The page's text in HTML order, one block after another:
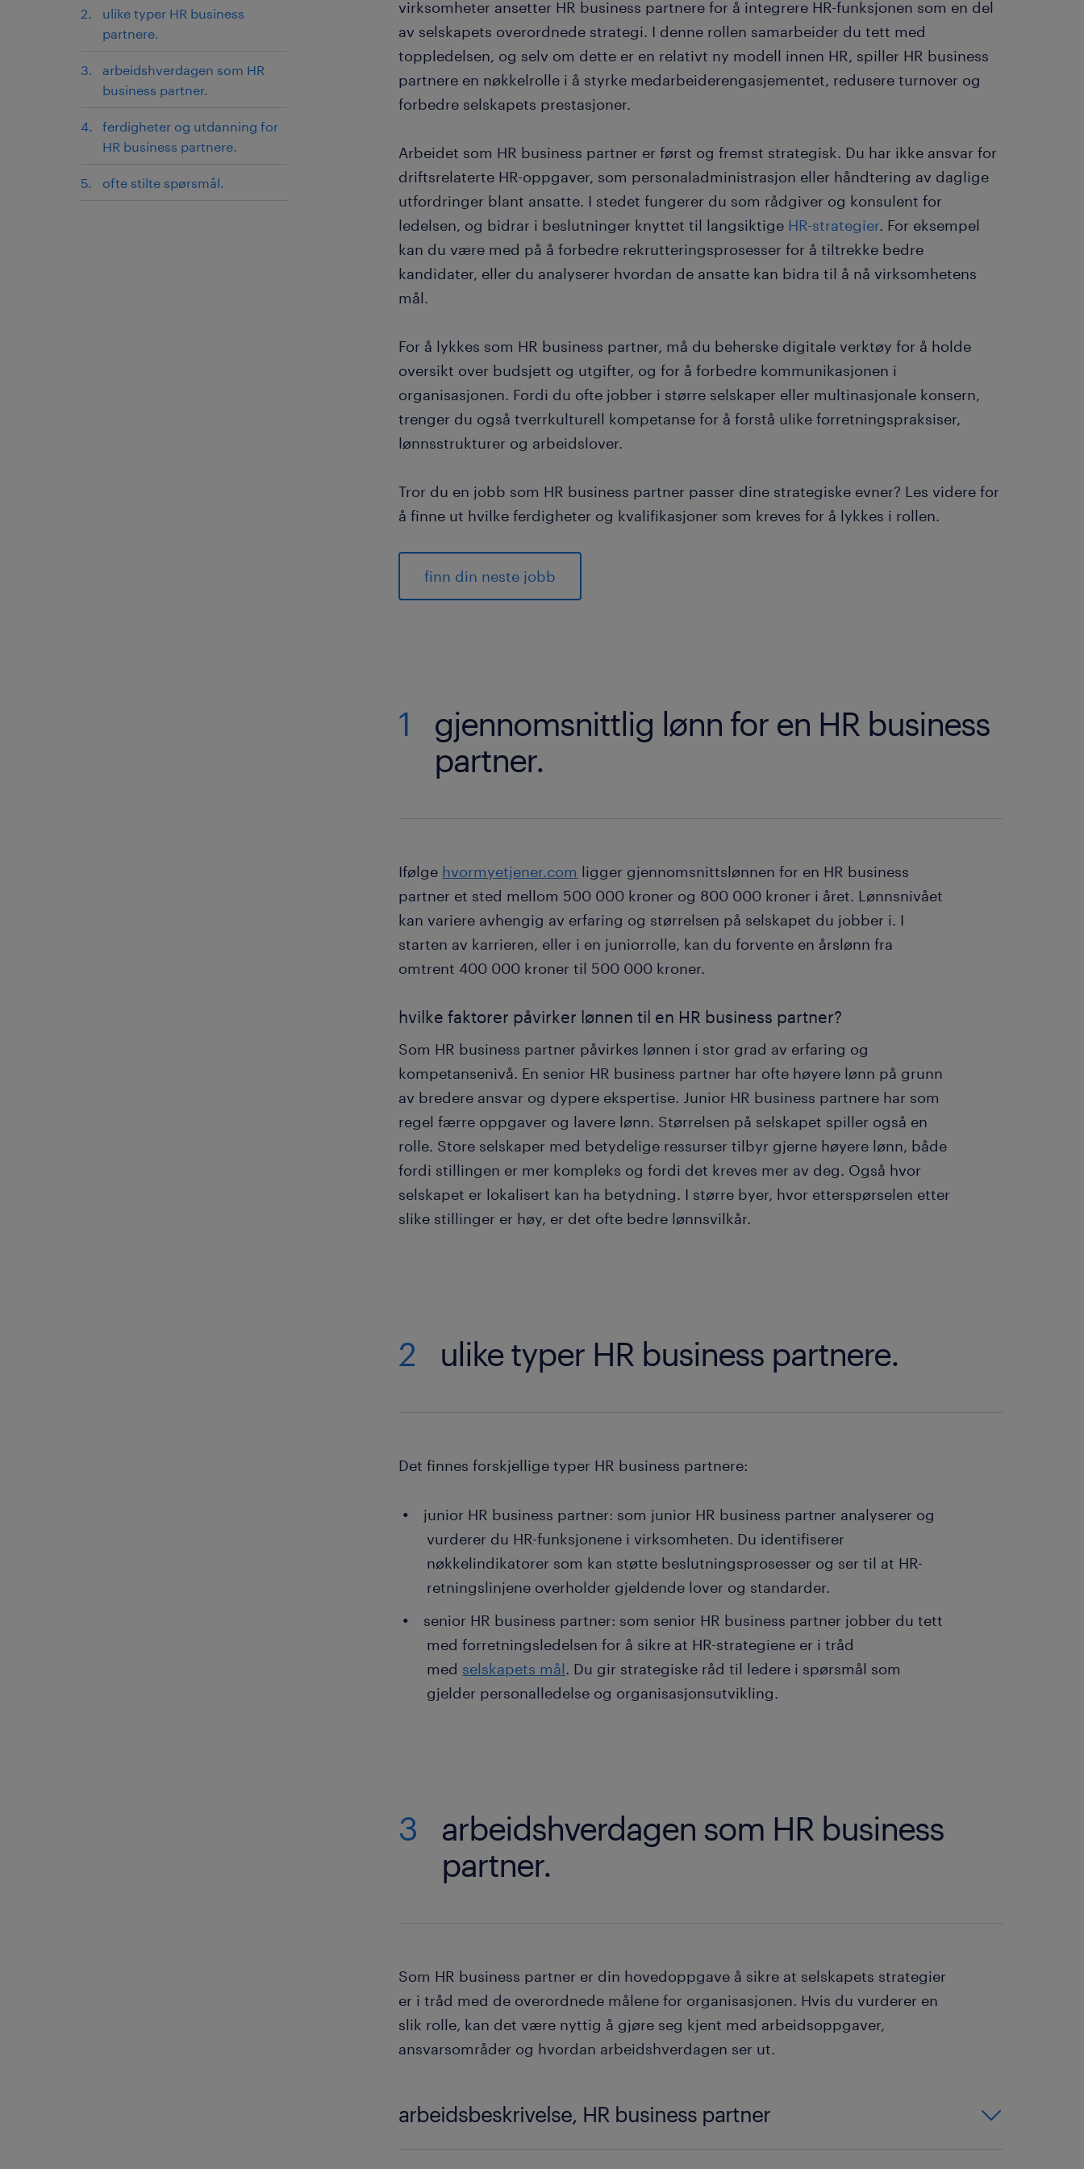
ulike typer HR business
partnere.
arbeidshverdagen som HR
business partner.
ferdigheter og utdanning for
HR business partnere.
ofte stilte spørsmål.
virksomheter ansetter HR business partnere for å integrere HR-funksjonen som en del
av selskapets overordnede strategi. I denne rollen samarbeider du tett med
toppledelsen, og selv om dette er en relativt ny modell innen HR, spiller HR business
partnere en nøkkelrolle i å styrke medarbeiderengasjementet, redusere turnover og
forbedre selskapets prestasjoner.
Arbeidet som HR business partner er først og fremst strategisk. Du har ikke ansvar for
driftsrelaterte HR-oppgaver, som personaladministrasjon eller håndtering av daglige
utfordringer blant ansatte. I stedet fungerer du som rådgiver og konsulent for
ledelsen, og bidrar i beslutninger knyttet til langsiktige HR-strategier. For eksempel
kan du være med på å forbedre rekrutteringsprosesser for å tiltrekke bedre
kandidater, eller du analyserer hvordan de ansatte kan bidra til å nå virksomhetens
mål.
For å lykkes som HR business partner, må du beherske digitale verktøy for å holde
oversikt over budsjett og utgifter, og for å forbedre kommunikasjonen i
organisasjonen. Fordi du ofte jobber i større selskaper eller multinasjonale konsern,
trenger du også tverrkulturell kompetanse for å forstå ulike forretningspraksiser,
lønnsstrukturer og arbeidslover.
Tror du en jobb som HR business partner passer dine strategiske evner? Les videre for
å finne ut hvilke ferdigheter og kvalifikasjoner som kreves for å lykkes i rollen.
finn din neste jobb
1
gjennomsnittlig lønn for en HR business
partner.
Ifølge hvormyetjener.com ligger gjennomsnittslønnen for en HR business
partner et sted mellom 500 000 kroner og 800 000 kroner i året. Lønnsnivået
kan variere avhengig av erfaring og størrelsen på selskapet du jobber i. I
starten av karrieren, eller i en juniorrolle, kan du forvente en årslønn fra
omtrent 400 000 kroner til 500 000 kroner.
hvilke faktorer påvirker lønnen til en HR business partner?
Som HR business partner påvirkes lønnen i stor grad av erfaring og
kompetansenivå. En senior HR business partner har ofte høyere lønn på grunn
av bredere ansvar og dypere ekspertise. Junior HR business partnere har som
regel færre oppgaver og lavere lønn. Størrelsen på selskapet spiller også en
rolle. Store selskaper med betydelige ressurser tilbyr gjerne høyere lønn, både
fordi stillingen er mer kompleks og fordi det kreves mer av deg. Også hvor
selskapet er lokalisert kan ha betydning. I større byer, hvor etterspørselen etter
slike stillinger er høy, er det ofte bedre lønnsvilkår.
2 ulike typer HR business partnere.
Det finnes forskjellige typer HR business partnere:
junior HR business partner: som junior HR business partner analyserer og
vurderer du HR-funksjonene i virksomheten. Du identifiserer
nøkkelindikatorer som kan støtte beslutningsprosesser og ser til at HR-
retningslinjene overholder gjeldende lover og standarder.
senior HR business partner: som senior HR business partner jobber du tett
med forretningsledelsen for å sikre at HR-strategiene er i tråd
med selskapets mål. Du gir strategiske råd til ledere i spørsmål som
gjelder personalledelse og organisasjonsutvikling.
3
arbeidshverdagen som HR business
partner.
Som HR business partner er din hovedoppgave å sikre at selskapets strategier
er i tråd med de overordnede målene for organisasjonen. Hvis du vurderer en
slik rolle, kan det være nyttig å gjøre seg kjent med arbeidsoppgaver,
ansvarsområder og hvordan arbeidshverdagen ser ut.
arbeidsbeskrivelse, HR business partner